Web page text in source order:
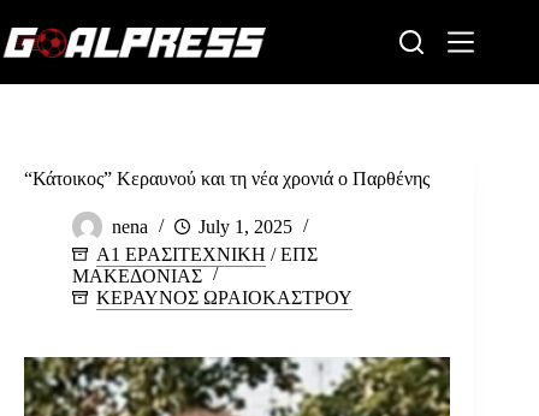
to
content
“Κάτοικος” Κεραυνού και τη νέα χρονιά ο Παρθένης
nena
July 1, 2025
Α1 ΕΡΑΣΙΤΕΧΝΙΚΗ /ΕΠΣ
ΜΑΚΕΔΟΝΙΑΣ
ΚΕΡΑΥΝΟΣ ΩΡΑΙΟΚΑΣΤΡΟΥ